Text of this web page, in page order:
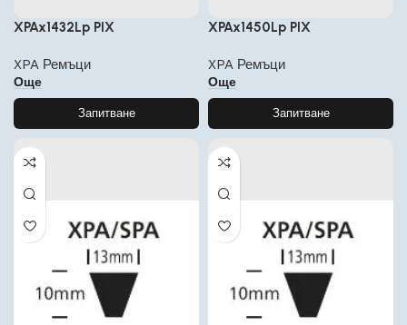
XPAx1432Lp PIX
XPA Ремъци
Още
Запитване
XPAx1450Lp PIX
XPA Ремъци
Още
Запитване